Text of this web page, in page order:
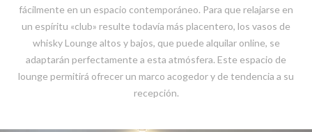
fácilmente en un espacio contemporáneo. Para que relajarse en
un espíritu «club» resulte todavía más placentero, los vasos de
whisky Lounge altos y bajos, que puede alquilar online, se
adaptarán perfectamente a esta atmósfera. Este espacio de
lounge permitirá ofrecer un marco acogedor y de tendencia a su
recepción.